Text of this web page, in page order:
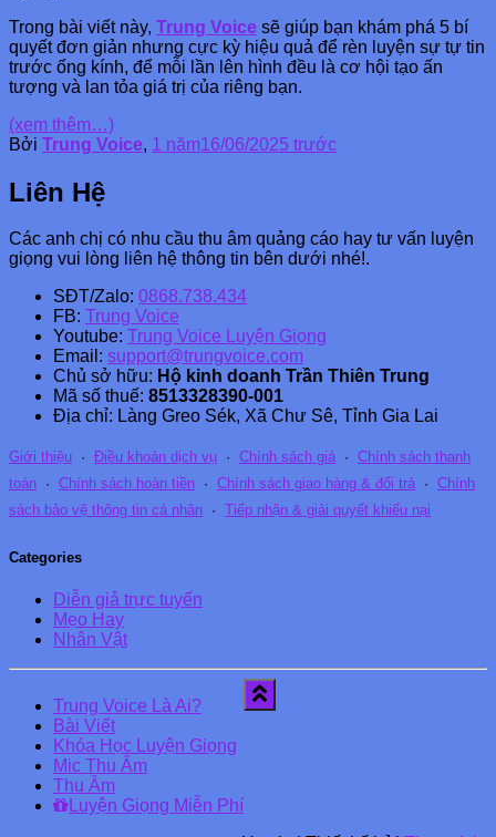
Trong bài viết này, Trung Voice sẽ giúp bạn khám phá 5 bí
quyết đơn giản nhưng cực kỳ hiệu quả để rèn luyện sự tự tin
trước ống kính, để mỗi lần lên hình đều là cơ hội tạo ấn
tượng và lan tỏa giá trị của riêng bạn.
(xem thêm…)
Bởi Trung Voice, 1 năm16/06/2025 trước
Liên Hệ
Các anh chị có nhu cầu thu âm quảng cáo hay tư vấn luyện
giọng vui lòng liên hệ thông tin bên dưới nhé!.
SĐT/Zalo: 0868.738.434
FB:
Trung Voice
Youtube:
Trung Voice Luyện Giọng
Email: support@trungvoice.com
Chủ sở hữu: Hộ kinh doanh Trần Thiên Trung
Mã số thuế: 8513328390-001
Địa chỉ: Làng Greo Sék, Xã Chư Sê, Tỉnh Gia Lai
Giới thiệu · Điều khoản dịch vụ · Chính sách giá · Chính sách thanh
toán · Chính sách hoàn tiền · Chính sách giao hàng & đổi trả · Chính
sách bảo vệ thông tin cá nhân · Tiếp nhận & giải quyết khiếu nại
Categories
Diễn giả trực tuyến
Mẹo Hay
Nhân Vật
Trung Voice Là Ai?
Bài Viết
Khóa Học Luyện Giọng
Mic Thu Âm
Thu Âm
Luyện Giọng Miễn Phí